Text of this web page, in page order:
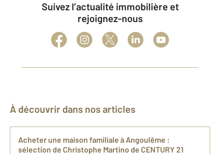
Suivez l’actualité immobilière et
rejoignez-nous
À découvrir dans nos articles
Acheter une maison familiale à Angoulême :
sélection de Christophe Martino de CENTURY 21